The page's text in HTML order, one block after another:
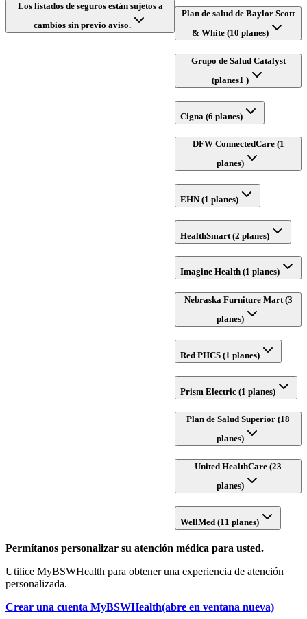
Los listados de seguros están sujetos a
cambios sin previo aviso.
Plan de salud de Baylor Scott
& White (10 planes)
Grupo de Salud Catalyst
(planes1 )
Cigna (6 planes)
DFW ConnectedCare (1
planes)
EHN (1 planes)
HealthSmart (2 planes)
Imagine Health (1 planes)
Nebraska Furniture Mart (3
planes)
Red PHCS (1 planes)
Prism Electric (1 planes)
Plan de Salud Superior (18
planes)
United HealthCare (23
planes)
WellMed (11 planes)
Permítanos personalizar su atención médica para usted.
Utilice MyBSWHealth para obtener una experiencia de atención
personalizada.
Crear una cuenta MyBSWHealth(abre en ventana nueva)